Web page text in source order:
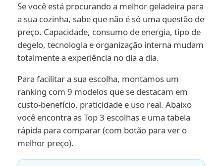
Se você está procurando a melhor geladeira para
a sua cozinha, sabe que não é só uma questão de
preço. Capacidade, consumo de energia, tipo de
degelo, tecnologia e organização interna mudam
totalmente a experiência no dia a dia.
Para facilitar a sua escolha, montamos um
ranking com 9 modelos que se destacam em
custo-benefício, praticidade e uso real. Abaixo
você encontra as Top 3 escolhas e uma tabela
rápida para comparar (com botão para ver o
melhor preço).